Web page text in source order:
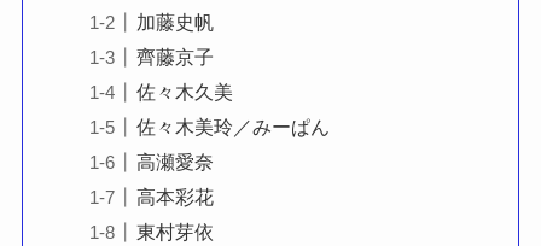
加藤史帆
齊藤京子
佐々木久美
佐々木美玲／みーぱん
高瀬愛奈
高本彩花
東村芽依